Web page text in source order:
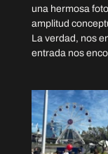
una hermosa
amplitud
La verdad, nos
entrada nos